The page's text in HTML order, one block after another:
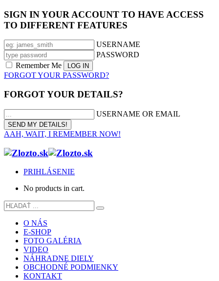
SIGN IN YOUR ACCOUNT TO HAVE ACCESS
TO DIFFERENT FEATURES
USERNAME
PASSWORD
Remember Me
FORGOT YOUR PASSWORD?
FORGOT YOUR DETAILS?
USERNAME OR EMAIL
AAH, WAIT, I REMEMBER NOW!
PRIHLÁSENIE
No products in cart.
O NÁS
E-SHOP
FOTO GALÉRIA
VIDEO
NÁHRADNE DIELY
OBCHODNÉ PODMIENKY
KONTAKT